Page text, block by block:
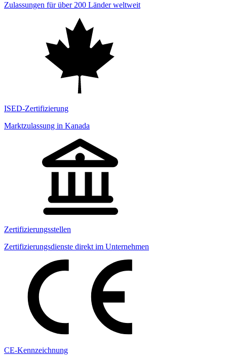
Zulassungen für über 200 Länder weltweit
ISED-Zertifizierung
Marktzulassung in Kanada
Zertifizierungsstellen
Zertifizierungsdienste direkt im Unternehmen
CE-Kennzeichnung